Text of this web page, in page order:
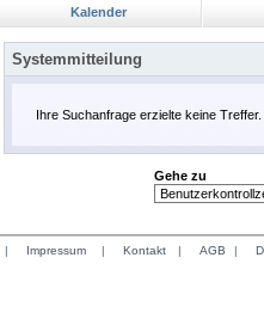
Kalender
Systemmitteilung
Ihre Suchanfrage erzielte keine
Gehe zu
| Impressum | Kontakt | AGB |